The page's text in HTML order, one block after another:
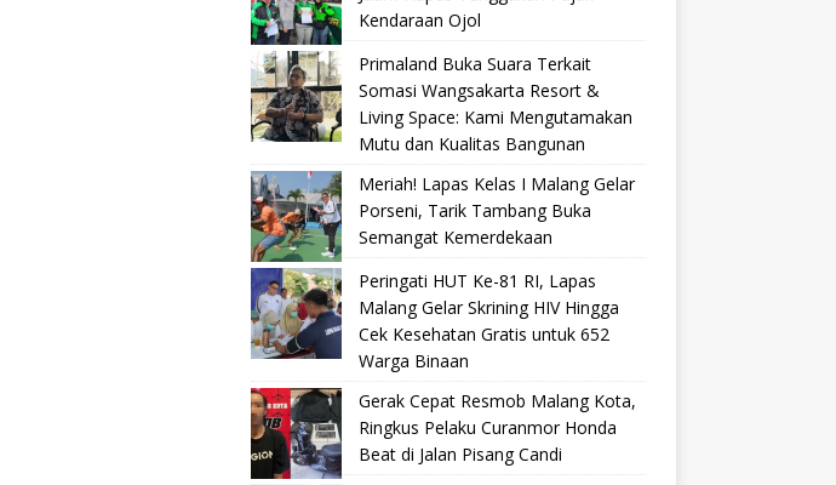
Kendaraan Ojol
Primaland Buka Suara Terkait
Somasi Wangsakarta Resort &
Living Space: Kami Mengutamakan
Mutu dan Kualitas Bangunan
Meriah! Lapas Kelas I Malang Gelar
Porseni, Tarik Tambang Buka
Semangat Kemerdekaan
Peringati HUT Ke-81 RI, Lapas
Malang Gelar Skrining HIV Hingga
Cek Kesehatan Gratis untuk 652
Warga Binaan
Gerak Cepat Resmob Malang Kota,
Ringkus Pelaku Curanmor Honda
Beat di Jalan Pisang Candi